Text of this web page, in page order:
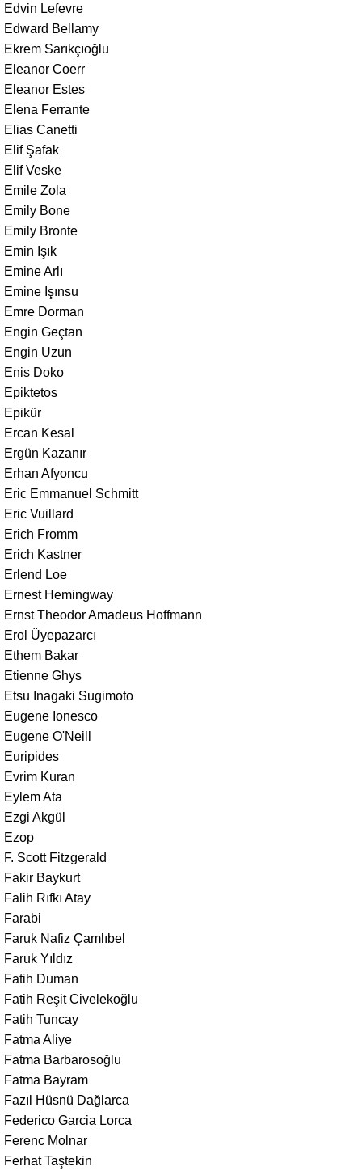
Edvin Lefevre
Edward Bellamy
Ekrem Sarıkçıoğlu
Eleanor Coerr
Eleanor Estes
Elena Ferrante
Elias Canetti
Elif Şafak
Elif Veske
Emile Zola
Emily Bone
Emily Bronte
Emin Işık
Emine Arlı
Emine Işınsu
Emre Dorman
Engin Geçtan
Engin Uzun
Enis Doko
Epiktetos
Epikür
Ercan Kesal
Ergün Kazanır
Erhan Afyoncu
Eric Emmanuel Schmitt
Eric Vuillard
Erich Fromm
Erich Kastner
Erlend Loe
Ernest Hemingway
Ernst Theodor Amadeus Hoffmann
Erol Üyepazarcı
Ethem Bakar
Etienne Ghys
Etsu Inagaki Sugimoto
Eugene Ionesco
Eugene O'Neill
Euripides
Evrim Kuran
Eylem Ata
Ezgi Akgül
Ezop
F. Scott Fitzgerald
Fakir Baykurt
Falih Rıfkı Atay
Farabi
Faruk Nafiz Çamlıbel
Faruk Yıldız
Fatih Duman
Fatih Reşit Civelekoğlu
Fatih Tuncay
Fatma Aliye
Fatma Barbarosoğlu
Fatma Bayram
Fazıl Hüsnü Dağlarca
Federico Garcia Lorca
Ferenc Molnar
Ferhat Taştekin